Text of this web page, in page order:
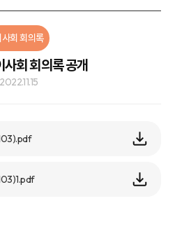
사회 회의록
회 회의록 공개
2022.11.15